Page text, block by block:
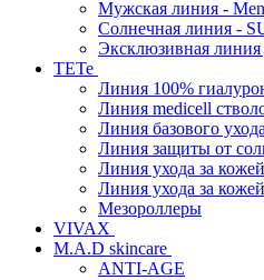
Мужская линия - Men
Солнечная линия -
Эксклюзивная
TETe
Линия 100%
Линия medicell
Линия базового
Линия защиты от
Линия ухода за
Линия ухода за
Мезороллеры
VIVAX
M.A.D skincare
ANTI-AGE